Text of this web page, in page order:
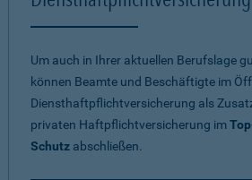
Um auch in Ihrer aktuellen Berufslage
können Beamte und Beschäftigte im
Diensthaftpflichtversicherung als
privaten Haftpflichtversicherung im
Schutz abschließen.